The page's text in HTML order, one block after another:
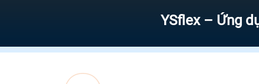
YSflex – Ứng dụng